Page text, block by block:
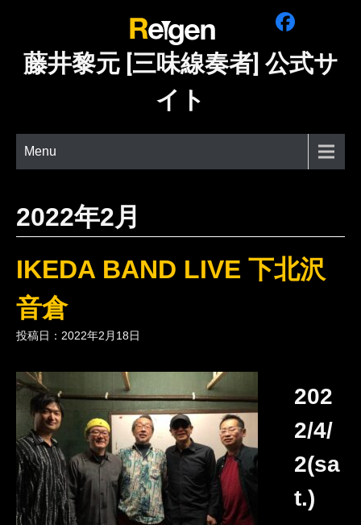
藤井黎元 [三味線奏者] 公式サ
イト
Menu
2022年2月
IKEDA BAND LIVE 下北沢
音倉
投稿日：2022年2月18日
202
2/4/
2(sa
t.)